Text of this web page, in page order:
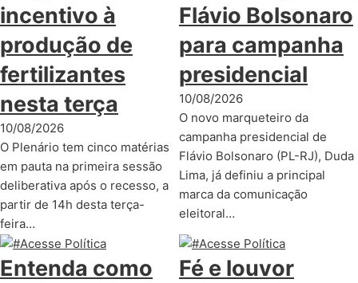
incentivo à
produção de
fertilizantes
nesta terça
10/08/2026
O Plenário tem cinco matérias
em pauta na primeira sessão
deliberativa após o recesso, a
partir de 14h desta terça-
feira…
Flávio Bolsonaro
para campanha
presidencial
10/08/2026
O novo marqueteiro da
campanha presidencial de
Flávio Bolsonaro (PL-RJ), Duda
Lima, já definiu a principal
marca da comunicação
eleitoral…
Entenda como
Fé e louvor